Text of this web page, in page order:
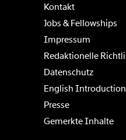
Kontakt
Jobs & Fellowships
Impressum
Redaktionelle
Datenschutz
English Introduction
Presse
Gemerkte Inhalte